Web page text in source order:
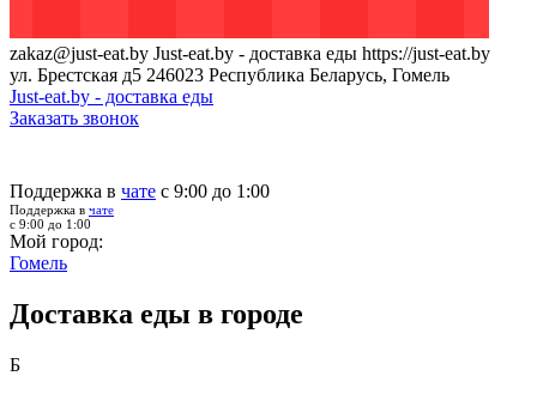
zakaz@just-eat.by Just-eat.by - доставка еды https://just-eat.by
ул. Брестская д5 246023 Республика Беларусь, Гомель
Just-eat.by - доставка еды
Заказать звонок
Поддержка в чате с 9:00 до 1:00
Поддержка в чате
с 9:00 до 1:00
Мой город:
Гомель
Доставка еды в городе
Б